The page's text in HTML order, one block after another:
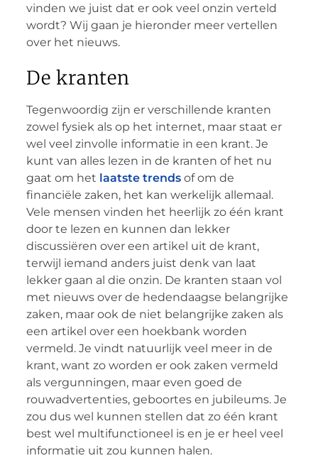
vinden we juist dat er ook veel onzin verteld
wordt? Wij gaan je hieronder meer vertellen
over het nieuws.
De kranten
Tegenwoordig zijn er verschillende kranten
zowel fysiek als op het internet, maar staat er
wel veel zinvolle informatie in een krant. Je
kunt van alles lezen in de kranten of het nu
gaat om het laatste trendsof om de
financiële zaken, het kan werkelijk allemaal.
Vele mensen vinden het heerlijk zo één krant
door te lezen en kunnen dan lekker
discussiëren over een artikel uit de krant,
terwijl iemand anders juist denk van laat
lekker gaan al die onzin. De kranten staan vol
met nieuws over de hedendaagse belangrijke
zaken, maar ook de niet belangrijke zaken als
een artikel over een hoekbank worden
vermeld. Je vindt natuurlijk veel meer in de
krant, want zo worden er ook zaken vermeld
als vergunningen, maar even goed de
rouwadvertenties, geboortes en jubileums. Je
zou dus wel kunnen stellen dat zo één krant
best wel multifunctioneel is en je er heel veel
informatie uit zou kunnen halen.